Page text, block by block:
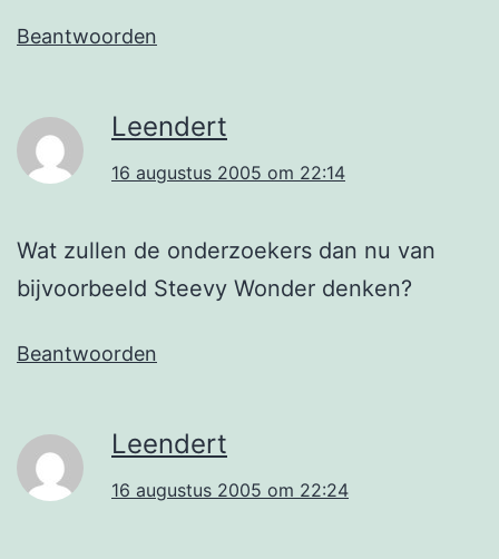
Beantwoorden
Leendert
16 augustus 2005 om 22:14
Wat zullen de onderzoekers dan nu van
bijvoorbeeld Steevy Wonder denken?
Beantwoorden
Leendert
16 augustus 2005 om 22:24